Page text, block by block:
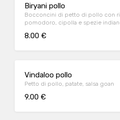
Biryani pollo
Bocconcini di petto di pollo con
pomodoro, cipolla e spezie
8.00 €
Vindaloo pollo
Petto di pollo, patate, salsa goan
9.00 €